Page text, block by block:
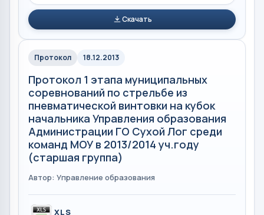
Скачать
Протокол 18.12.2013
Протокол 1 этапа муниципальных
соревнований по стрельбе из
пневматической винтовки на кубок
начальника Управления образования
Администрации ГО Сухой Лог среди
команд МОУ в 2013/2014 уч.году
(старшая группа)
Автор: Управление образования
XLS